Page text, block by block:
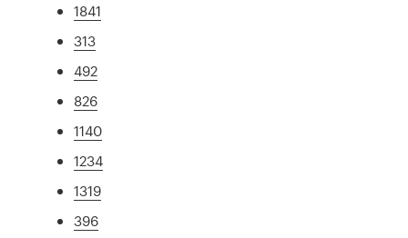
1841
313
492
826
1140
1234
1319
396